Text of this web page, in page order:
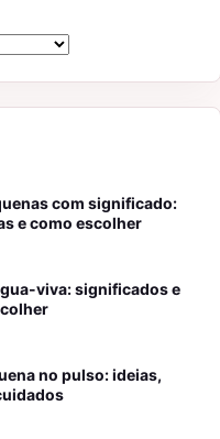
com significado:
e como escolher
viva: significados e
no pulso: ideias,